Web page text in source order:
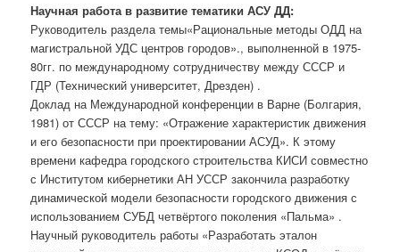
Научная работа в развитие тематики АСУ ДД:
Руководитель раздела темы«Рациональные методы ОДД на
магистральной УДС центров городов»., выполненной в 1975-
80гг. по международному сотрудничеству между СССР и
ГДР (Технический университет, Дрезден) .
Доклад на Международной конференции в Варне (Болгария,
1981) от СССР на тему: «Отражение характеристик движения
и его безопасности при проектировании АСУД». К этому
времени кафедра городского строительства КИСИ совместно
с Институтом кибернетики АН УССР закончила разработку
динамической модели безопасности городского движения с
использованием СУБД четвёртого поколения «Пальма» .
Научный руководитель работы «Разработать эталон